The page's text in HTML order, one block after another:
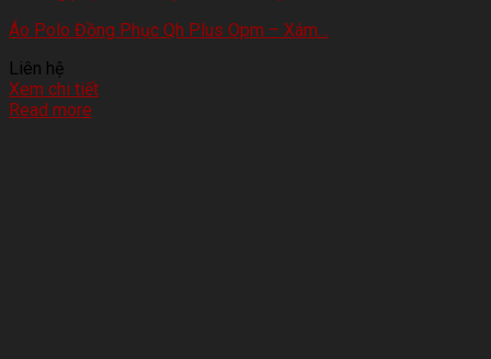
Áo Polo Đồng Phục Qh Plus Opm – Xám…
Liên hệ
Xem chi tiết
Read more